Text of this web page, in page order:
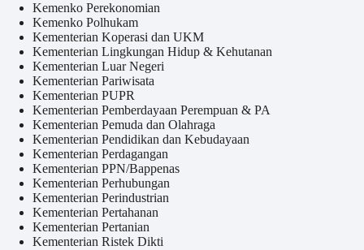
Kemenko Perekonomian
Kemenko Polhukam
Kementerian Koperasi dan UKM
Kementerian Lingkungan Hidup & Kehutanan
Kementerian Luar Negeri
Kementerian Pariwisata
Kementerian PUPR
Kementerian Pemberdayaan Perempuan & PA
Kementerian Pemuda dan Olahraga
Kementerian Pendidikan dan Kebudayaan
Kementerian Perdagangan
Kementerian PPN/Bappenas
Kementerian Perhubungan
Kementerian Perindustrian
Kementerian Pertahanan
Kementerian Pertanian
Kementerian Ristek Dikti